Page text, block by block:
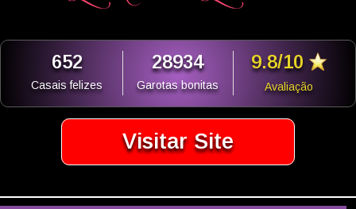
652
Casais felizes
28934
Garotas bonitas
9.8/10
Avaliação
Visitar Site